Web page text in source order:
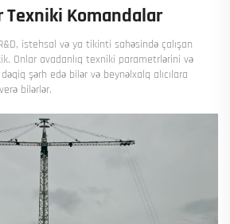
Texniki Komandalar
istehsal və ya tikinti sahəsində çalışan
Onlar avadanlıq texniki parametrlərini və
şərh edə bilər və beynəlxalq alıcılara
bilərlər.